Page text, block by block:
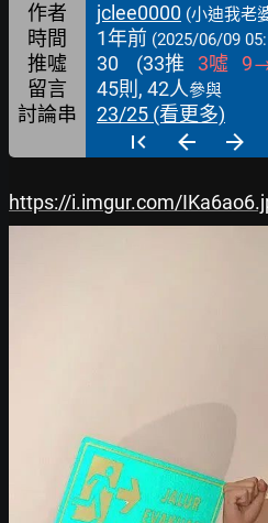
作者 jclee0000 (小迪我老
時間 1年前 (2025/06/09
推噓 30 (33推 3噓 9
留言
45則, 42人參與
討論串 23/25 (看更多)
https://i.imgur.com/